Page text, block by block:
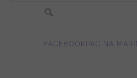
FACEBOOKPAGINA